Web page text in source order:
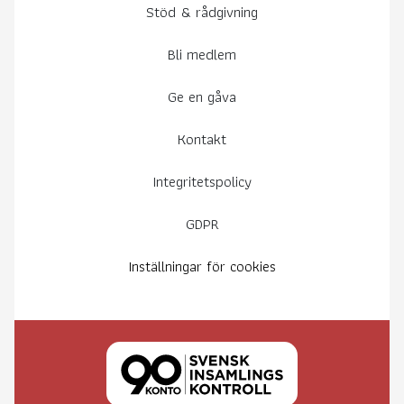
Stöd & rådgivning
Bli medlem
Ge en gåva
Kontakt
Integritetspolicy
GDPR
Inställningar för cookies